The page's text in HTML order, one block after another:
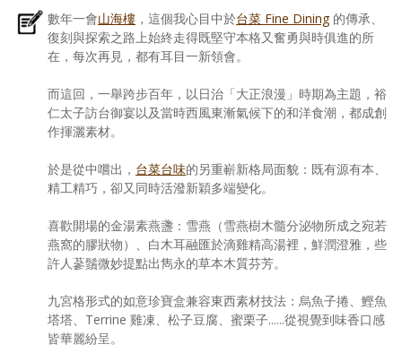
數年一會山海樓 ，這個我心目中於台菜 Fine Dining的傳承、
復刻與探索之路上始終走得既堅守本格又奮勇與時俱進的所
在，每次再見，都有耳目一新領會。
而這回，一舉跨步百年，以日治「大正浪漫」時期為主題，裕
仁太子訪台御宴以及當時西風東漸氣候下的和洋食潮，都成創
作揮灑素材。
於是從中嚐出， 台菜台味的另重嶄新格局面貌：既有源有本、
精工精巧，卻又同時活潑新穎多端變化。
喜歡開場的金湯素燕盞：雪燕（雪燕樹木髓分泌物所成之宛若
燕窩的膠狀物）、白木耳融匯於滴雞精高湯裡，鮮潤澄雅，些
許人蔘鬚微妙提點出雋永的草本木質芬芳。
九宮格形式的如意珍寶盒兼容東西素材技法：烏魚子捲、鰹魚
塔塔、Terrine 雞凍、松子豆腐、蜜栗子......從視覺到味香口感
皆華麗紛呈。